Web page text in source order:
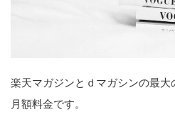
楽天マガジンとｄマガシンの最大
月額料金です。